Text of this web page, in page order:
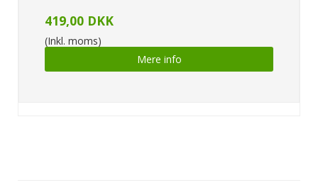
419,00 DKK
(Inkl. moms)
Mere info